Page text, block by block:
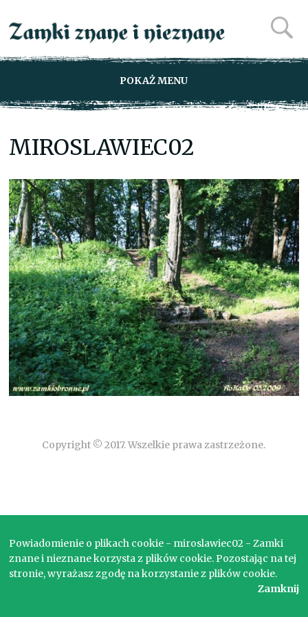
POKAŻ MENU
MIROSLAWIEC02
Copyright © 2017. Wszelkie prawa zastrzeżone.
Powiadomienie o plikach cookie - miroslawiec02 - Zamki
znane i nieznane korzysta z plików cookie. Pozostając na tej
stronie, wyrażasz zgodę na korzystanie z plików cookie.
Zamknij